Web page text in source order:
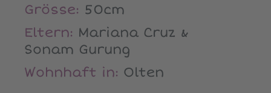
Grösse: 50cm
Eltern: Mariana Cruz &
Sonam Gurung
Wohnhaft in: Olten